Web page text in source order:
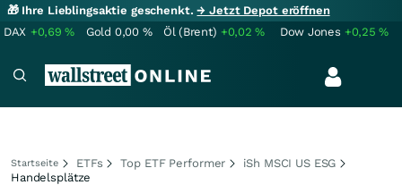
🎁 Ihre Lieblingsaktie geschenkt.→ Jetzt Depot eröffnen
DAX +0,69% Gold 0,00 % Öl (Brent) +0,02% Dow Jones +0,25%
Startseite ETFs Top ETF Performer
iSh MSCI US ESG
Handelsplätze